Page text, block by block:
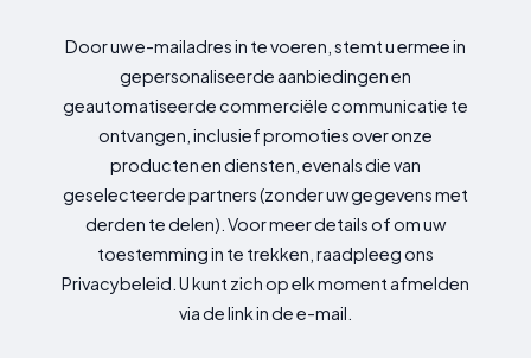
Door uw e-mailadres in te voeren, stemt u ermee in
gepersonaliseerde aanbiedingen en
geautomatiseerde commerciële communicatie te
ontvangen, inclusief promoties over onze
producten en diensten, evenals die van
geselecteerde partners (zonder uw gegevens met
derden te delen). Voor meer details of om uw
toestemming in te trekken, raadpleeg ons
Privacybeleid. U kunt zich op elk moment afmelden
via de link in de e-mail.